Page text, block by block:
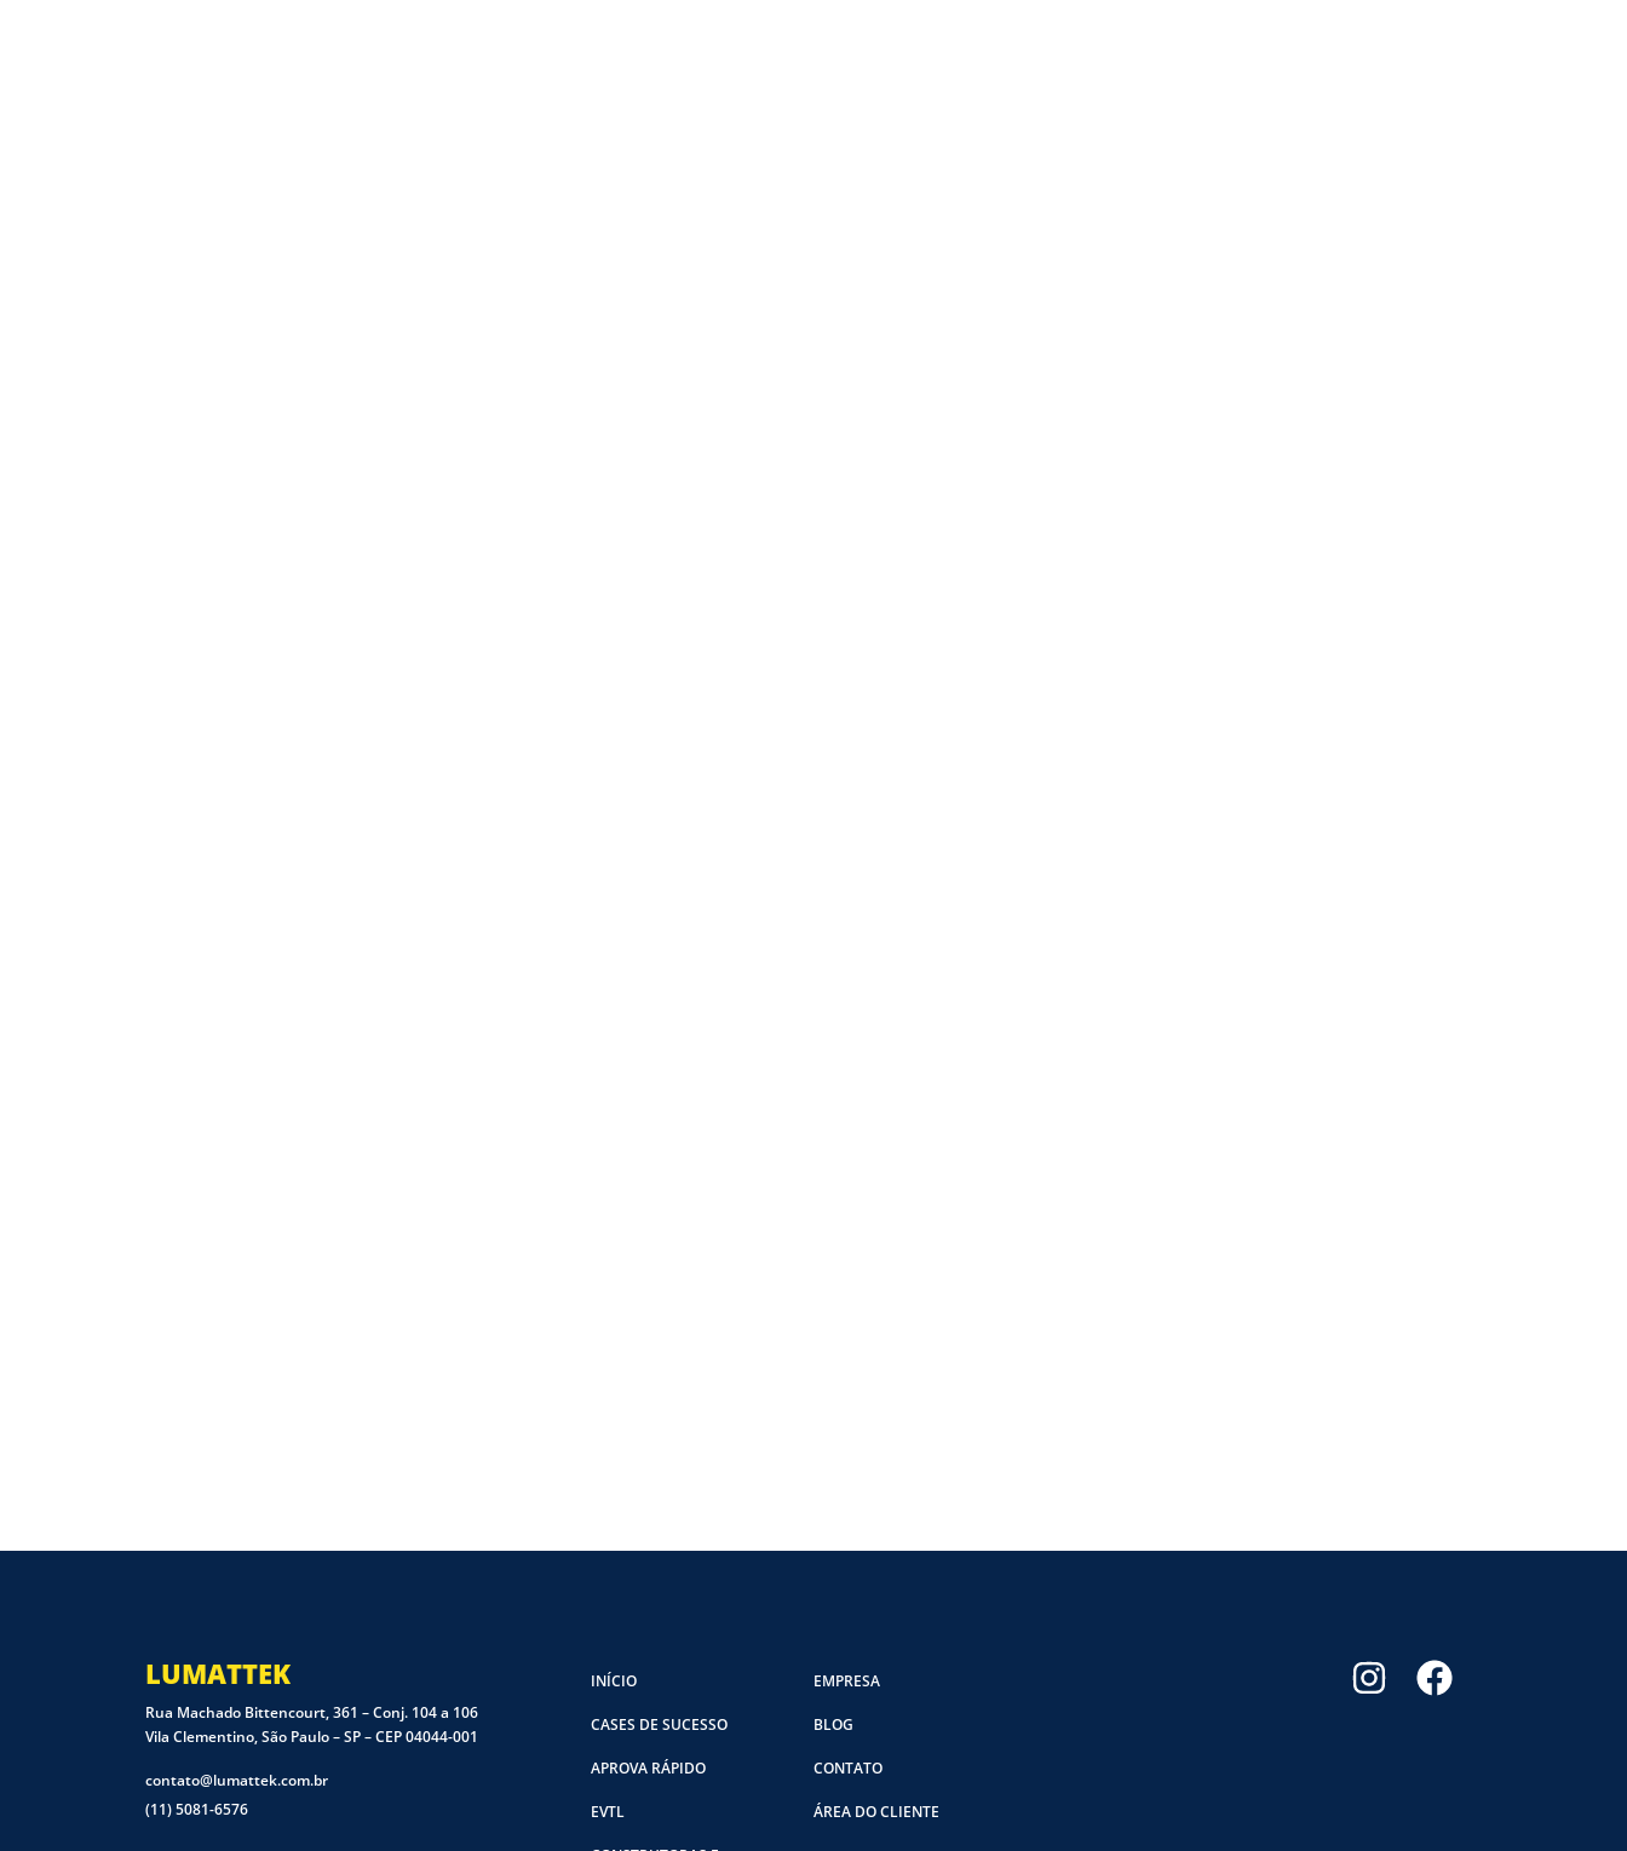
LUMATTEK
Rua Machado Bittencourt, 361 – Conj. 104 a 106
Vila Clementino, São Paulo – SP – CEP 04044-001
contato@lumattek.com.br
(11) 5081-6576
INÍCIO
CASES DE SUCESSO
APROVA RÁPIDO
EVTL
EMPRESA
BLOG
CONTATO
ÁREA DO CLIENTE